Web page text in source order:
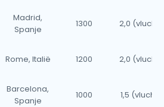
Madrid,
Spanje
1300 2,0 (vlucht)
Rome, Italië 1200 2,0 (vlucht)
Barcelona,
Spanje
1000 1,5 (vlucht)